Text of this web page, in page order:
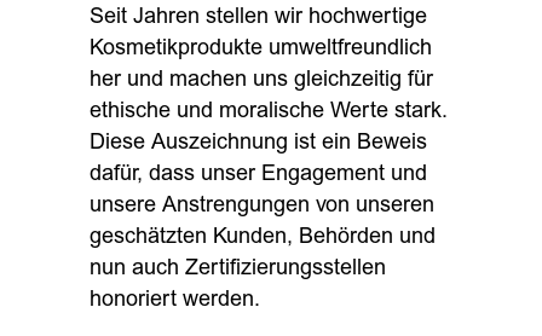
Seit Jahren stellen wir hochwertige
Kosmetikprodukte umweltfreundlich
her und machen uns gleichzeitig für
ethische und moralische Werte stark.
Diese Auszeichnung ist ein Beweis
dafür, dass unser Engagement und
unsere Anstrengungen von unseren
geschätzten Kunden, Behörden und
nun auch Zertifizierungsstellen
honoriert werden.